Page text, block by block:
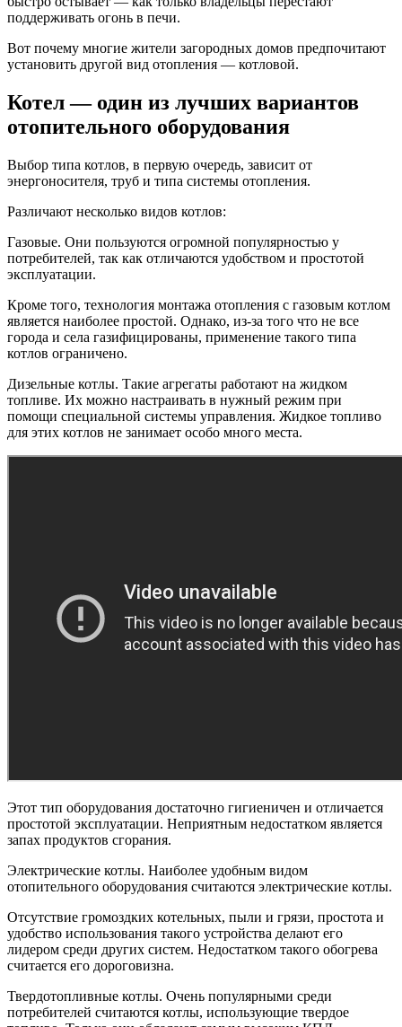
поддерживать огонь в печи.
Вот почему многие жители загородных домов предпочитают
установить другой вид отопления — котловой.
Котел — один из лучших вариантов
отопительного оборудования
Выбор типа котлов, в первую очередь, зависит от
энергоносителя, труб и типа системы отопления.
Различают несколько видов котлов:
Газовые. Они пользуются огромной популярностью у
потребителей, так как отличаются удобством и простотой
эксплуатации.
Кроме того, технология монтажа отопления с газовым котлом
является наиболее простой. Однако, из-за того что не все
города и села газифицированы, применение такого типа
котлов ограничено.
Дизельные котлы. Такие агрегаты работают на жидком
топливе. Их можно настраивать в нужный режим при
помощи специальной системы управления. Жидкое топливо
для этих котлов не занимает особо много места.
Этот тип оборудования достаточно гигиеничен и отличается
простотой эксплуатации. Неприятным недостатком является
запах продуктов сгорания.
Электрические котлы. Наиболее удобным видом
отопительного оборудования считаются электрические котлы.
Отсутствие громоздких котельных, пыли и грязи, простота и
удобство использования такого устройства делают его
лидером среди других систем. Недостатком такого обогрева
считается его дороговизна.
Твердотопливные котлы. Очень популярными среди
потребителей считаются котлы, использующие твердое